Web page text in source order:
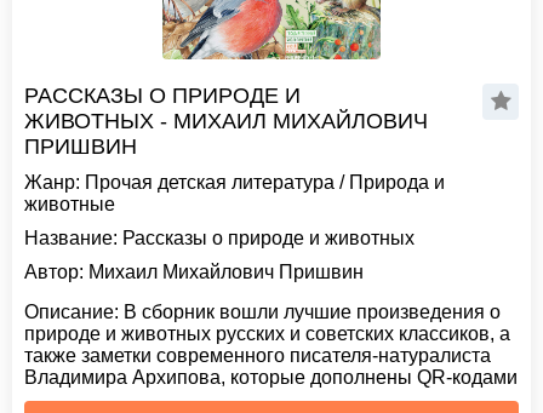
РАССКАЗЫ О ПРИРОДЕ И
ЖИВОТНЫХ - МИХАИЛ МИХАЙЛОВИЧ
ПРИШВИН
Жанр: Прочая детская литература / Природа и
животные
Название: Рассказы о природе и животных
Автор: Михаил Михайлович Пришвин
Описание: В сборник вошли лучшие произведения о
природе и животных русских и советских классиков, а
также заметки современного писателя-натуралиста
Владимира Архипова, которые дополнены QR-кодами